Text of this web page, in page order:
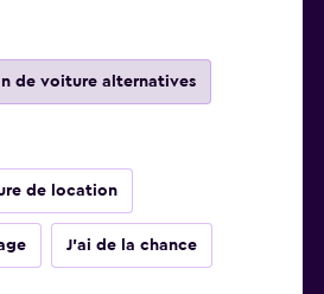
de voiture alternatives
de location
J'ai de la chance